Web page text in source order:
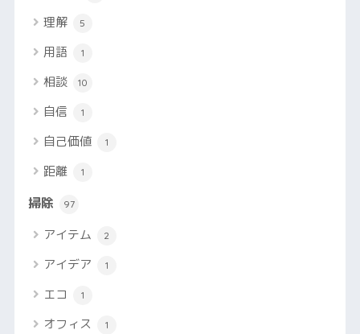
理解 5
用語 1
相談 10
自信 1
自己価値 1
距離 1
掃除 97
アイテム 2
アイデア 1
エコ 1
オフィス 1